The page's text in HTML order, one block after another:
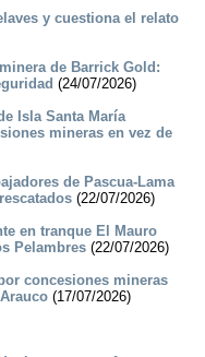
y cuestiona el relato
de Barrick Gold:
(24/07/2026)
Isla Santa María
mineras en vez de
de Pascua-Lama
(22/07/2026)
en tranque El Mauro
Pelambres (22/07/2026)
concesiones mineras
(17/07/2026)